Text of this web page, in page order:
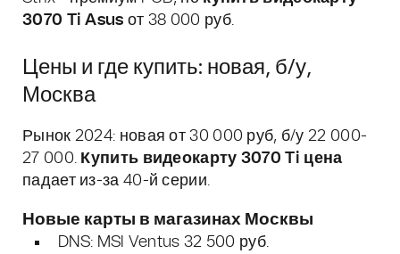
3070 Ti Asus от 38 000 руб.
Цены и где купить: новая, б/у,
Москва
Рынок 2024: новая от 30 000 руб, б/у 22 000-
27 000. Купить видеокарту 3070 Ti цена
падает из-за 40-й серии.
Новые карты в магазинах Москвы
DNS: MSI Ventus 32 500 руб.